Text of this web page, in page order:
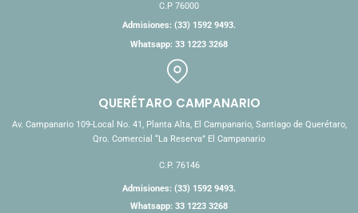
C.P 76000
Admisiones: (33) 1592 9493.
Whatsapp: 33 1223 3268
QUERÉTARO CAMPANARIO
Av. Campanario 109-Local No. 41, Planta Alta, El Campanario, Santiago de Querétaro,
Qro. Comercial “La Reserva” El Campanario
C.P. 76146
Admisiones: (33) 1592 9493.
Whatsapp: 33 1223 3268